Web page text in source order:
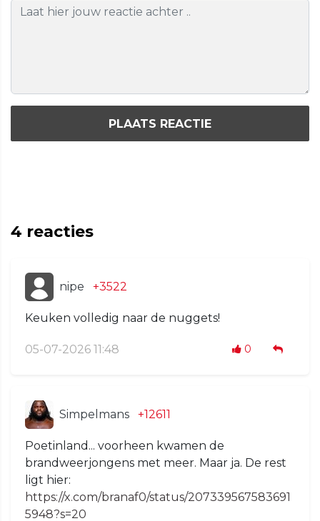
PLAATS REACTIE
4 reacties
nipe +3522
Keuken volledig naar de nuggets!
05-07-2026 11:48 0
Simpelmans +12611
Poetinland... voorheen kwamen de
brandweerjongens met meer. Maar ja. De rest
ligt hier:
https://x.com/branaf0/status/207339567583691
5948?s=20